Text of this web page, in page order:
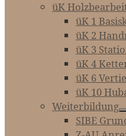
üK
üK 1
üK 2
üK 3
üK 4
üK 6
üK 10
Weiterbildung
SIBE